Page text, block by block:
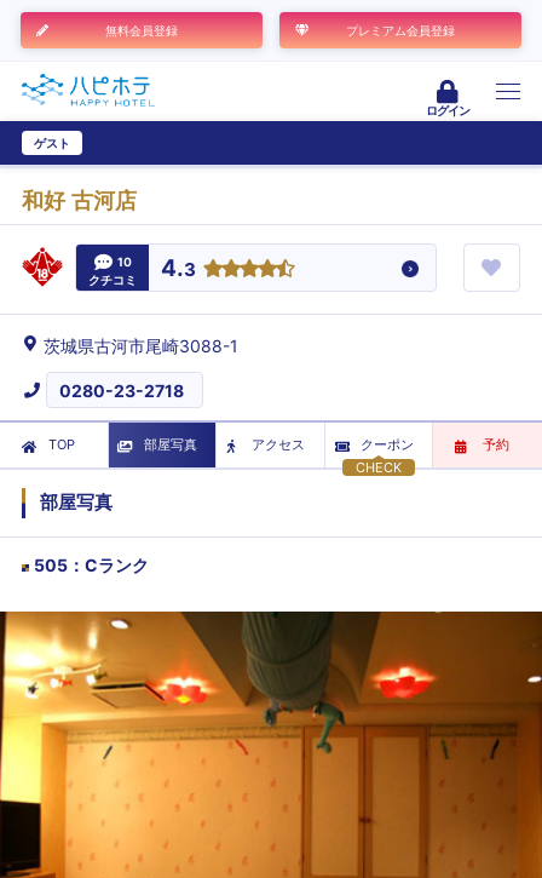
無料会員登録 プレミアム会員登録
ログイン
ゲスト
和好 古河店
10
クチコミ
4.3
茨城県古河市尾崎3088-1
0280-23-2718
TOP 部屋写真
アクセス
CHECK
クーポン 予約
部屋写真
505 ： Cランク